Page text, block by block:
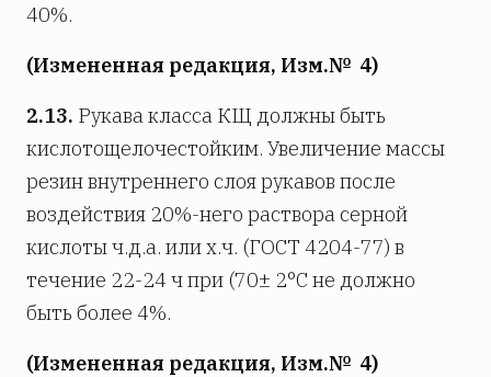
40%.
(Измененная редакция, Изм.№ 4)
2.13. Рукава класса КЩ должны быть
кислотощелочестойким. Увеличение массы
резин внутреннего слоя рукавов после
воздействия 20%-него раствора серной
кислоты ч.д.а. или х.ч. (ГОСТ 4204-77) в
течение 22-24 ч при (70± 2°С не должно
быть более 4%.
(Измененная редакция, Изм.№ 4)